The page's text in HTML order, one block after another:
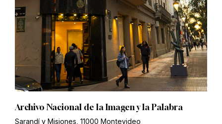
Archivo Nacional de la Imagen y la Palabra
Sarandí y Misiones, 11000 Montevideo